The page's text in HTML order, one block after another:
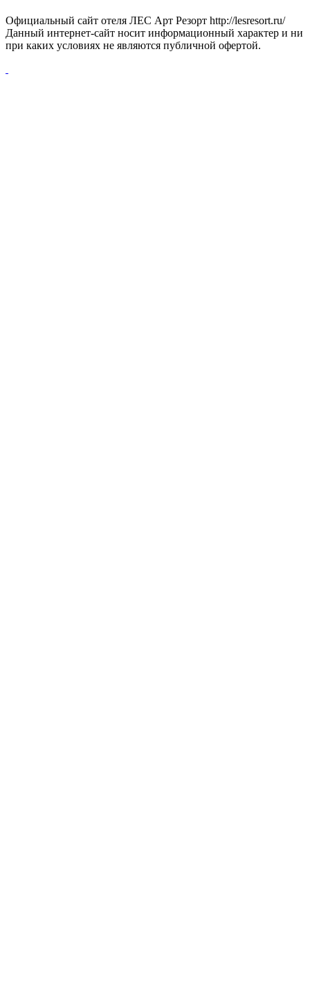
Официальный сайт отеля ЛЕС Арт Резорт http://lеsrеsоrt.ru/
Данный интернет-сайт носит информационный характер и ни
при каких условиях не являются публичной офертой.